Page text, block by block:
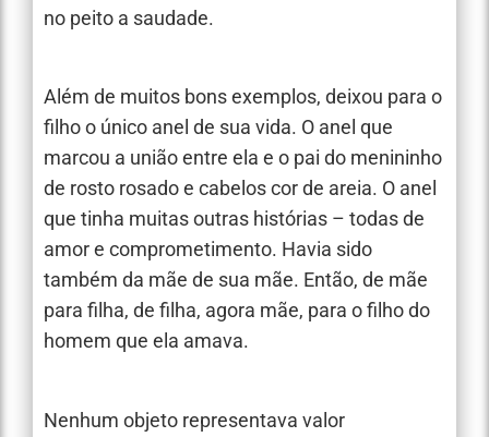
no peito a saudade.
Além de muitos bons exemplos, deixou para o
filho o único anel de sua vida. O anel que
marcou a união entre ela e o pai do menininho
de rosto rosado e cabelos cor de areia. O anel
que tinha muitas outras histórias – todas de
amor e comprometimento. Havia sido
também da mãe de sua mãe. Então, de mãe
para filha, de filha, agora mãe, para o filho do
homem que ela amava.
Nenhum objeto representava valor